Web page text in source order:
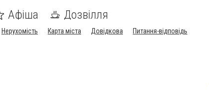
Афіша Дозвілля
Нерухомість Карта міста Довідкова
Питання-відповідь